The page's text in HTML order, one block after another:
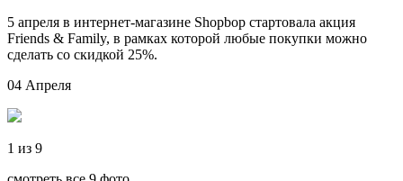
5 апреля в интернет-магазине Shopbop стартовала акция
Friends & Family, в рамках которой любые покупки можно
сделать со скидкой 25%.
04 Апреля
1 из 9